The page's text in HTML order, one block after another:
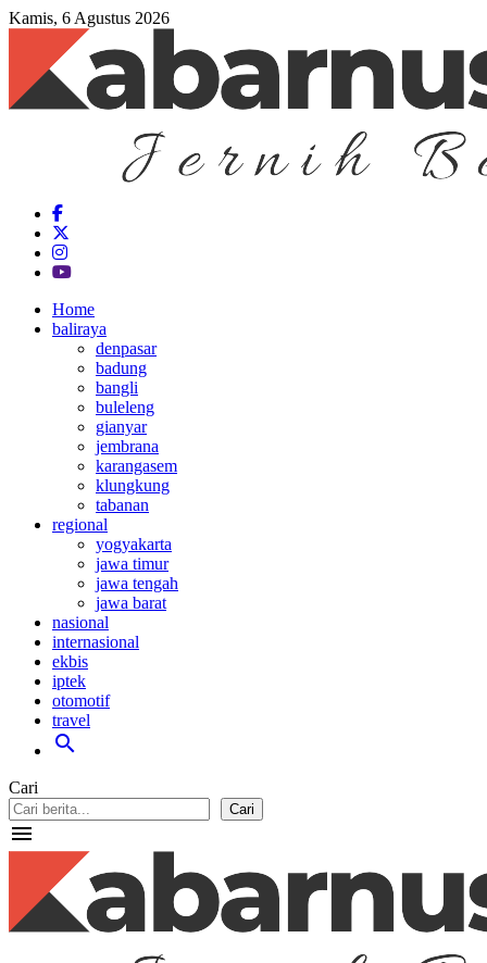
Kamis, 6 Agustus 2026
Home
baliraya
denpasar
badung
bangli
buleleng
gianyar
jembrana
karangasem
klungkung
tabanan
regional
yogyakarta
jawa timur
jawa tengah
jawa barat
nasional
internasional
ekbis
iptek
otomotif
travel
search
Cari
Cari
menu